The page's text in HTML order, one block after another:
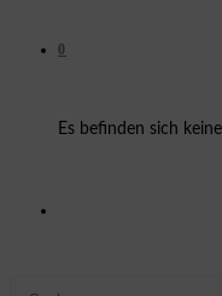
0
Es befinden sich